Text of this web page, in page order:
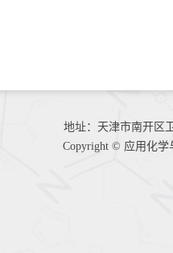
地址：天津市南开区
Copyright © 应用化学